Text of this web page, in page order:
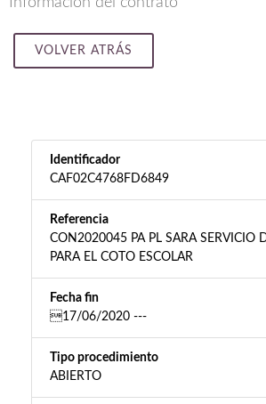
VOLVER ATRÁS
Identificador
CAF02C4768FD6849
Referencia
CON2020045 PA PL SARA SERVICIO
PARA EL COTO ESCOLAR
Fecha fin
17/06/2020 ---
Tipo procedimiento
ABIERTO